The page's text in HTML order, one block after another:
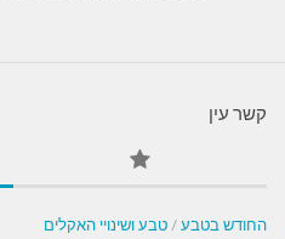
קשר עין
החודש בטבע / טבע ושינויי האקלים